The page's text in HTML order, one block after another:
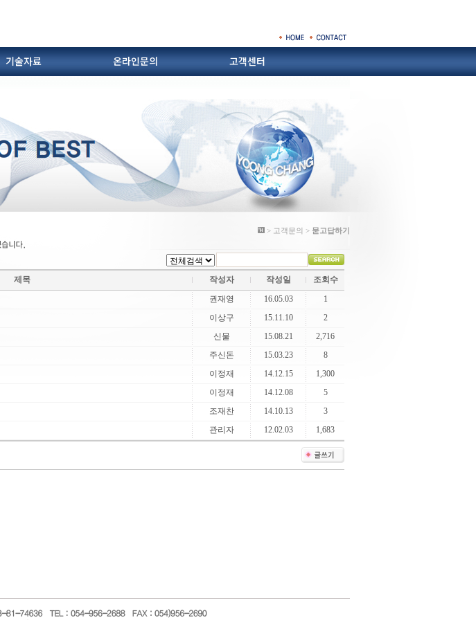
기술자료 온라인문의 고객센터
> 고객문의 > 묻고답하기
제목 작성자 작성일
조회수
권재영 16.05.03
1
이상구 15.11.10
2
신물 15.08.21
2,716
주신돈 15.03.23
8
이정재 14.12.15
1,300
이정재 14.12.08
5
조재찬 14.10.13
3
관리자 12.02.03 1,683